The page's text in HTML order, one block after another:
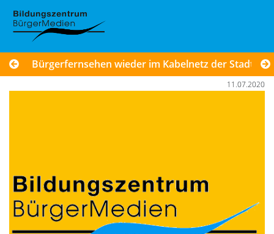
Bürgerfernsehen wieder im Kabelnetz der Stadt
11.07.2020